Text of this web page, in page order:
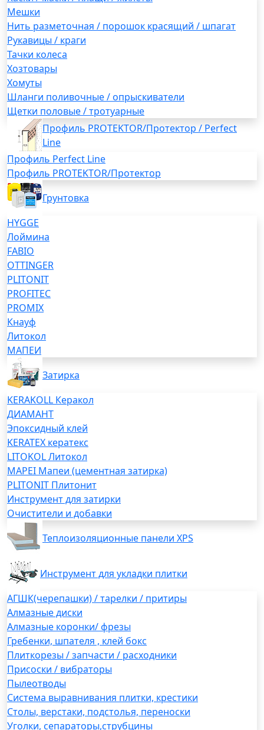
Мешки
Нить разметочная / порошок красящий / шпагат
Рукавицы / краги
Тачки колеса
Хозтовары
Хомуты
Шланги поливочные / опрыскиватели
Щетки половые / тротуарные
Профиль PROTEKTOR/Протектор / Perfect
Line
Профиль Perfect Line
Профиль PROTEKTOR/Протектор
Грунтовка
HYGGE
Лоймина
FABIO
OTTINGER
PLITONIT
PROFITEC
PROMIX
Кнауф
Литокол
МАПЕИ
Затирка
KERAKOLL Керакол
ДИАМАНТ
Эпоксидный клей
KERATEX кератекс
LITOKOL Литокол
MAPEI Мапеи (цементная затирка)
PLITONIT Плитонит
Инструмент для затирки
Очистители и добавки
Теплоизоляционные панели XPS
Инструмент для укладки плитки
АГШК(черепашки) / тарелки / притиры
Алмазные диски
Алмазные коронки/ фрезы
Гребенки, шпателя , клей бокс
Плиткорезы / запчасти / расходники
Присоски / вибраторы
Пылеотводы
Система выравнивания плитки, крестики
Столы, верстаки, подстолья, переноски
Уголки, сепараторы,струбцины